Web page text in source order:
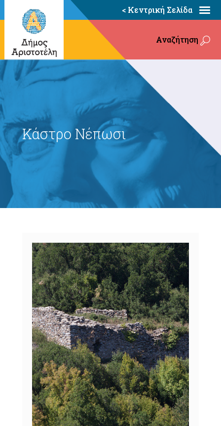
< Κεντρική Σελίδα
Αναζήτηση
Κάστρο Νέπωσι